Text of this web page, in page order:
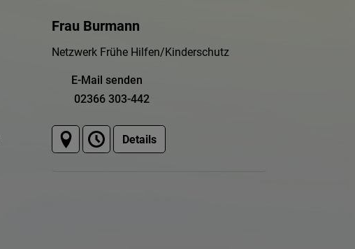
Frau Burmann
Netzwerk Frühe Hilfen/Kinderschutz
E-Mail senden
02366 303-442
Details